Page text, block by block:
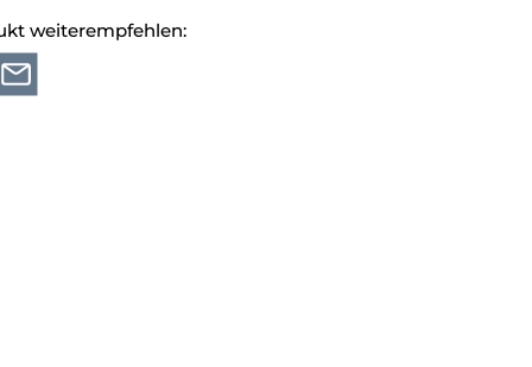
weiterempfehlen: